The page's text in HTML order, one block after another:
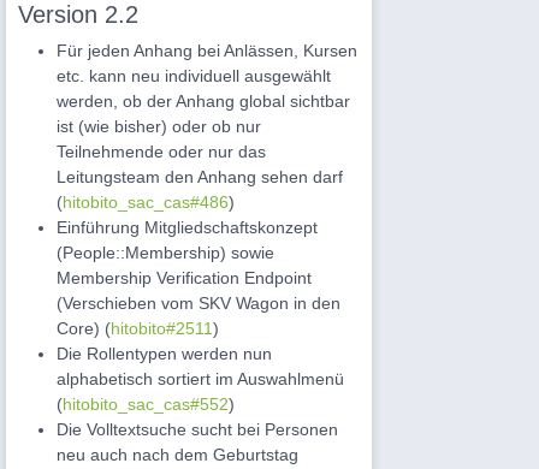
Version 2.2
Für jeden Anhang bei Anlässen, Kursen
etc. kann neu individuell ausgewählt
werden, ob der Anhang global sichtbar
ist (wie bisher) oder ob nur
Teilnehmende oder nur das
Leitungsteam den Anhang sehen darf
(hitobito_sac_cas#486)
Einführung Mitgliedschaftskonzept
(People::Membership) sowie
Membership Verification Endpoint
(Verschieben vom SKV Wagon in den
Core) (hitobito#2511)
Die Rollentypen werden nun
alphabetisch sortiert im Auswahlmenü
(hitobito_sac_cas#552)
Die Volltextsuche sucht bei Personen
neu auch nach dem Geburtstag